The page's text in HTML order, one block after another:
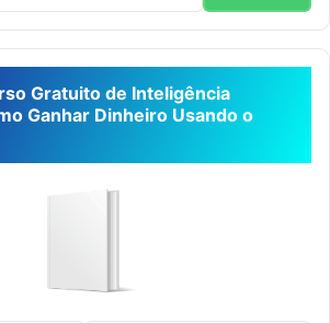
Gratuito de Inteligência
Ganhar Dinheiro Usando o